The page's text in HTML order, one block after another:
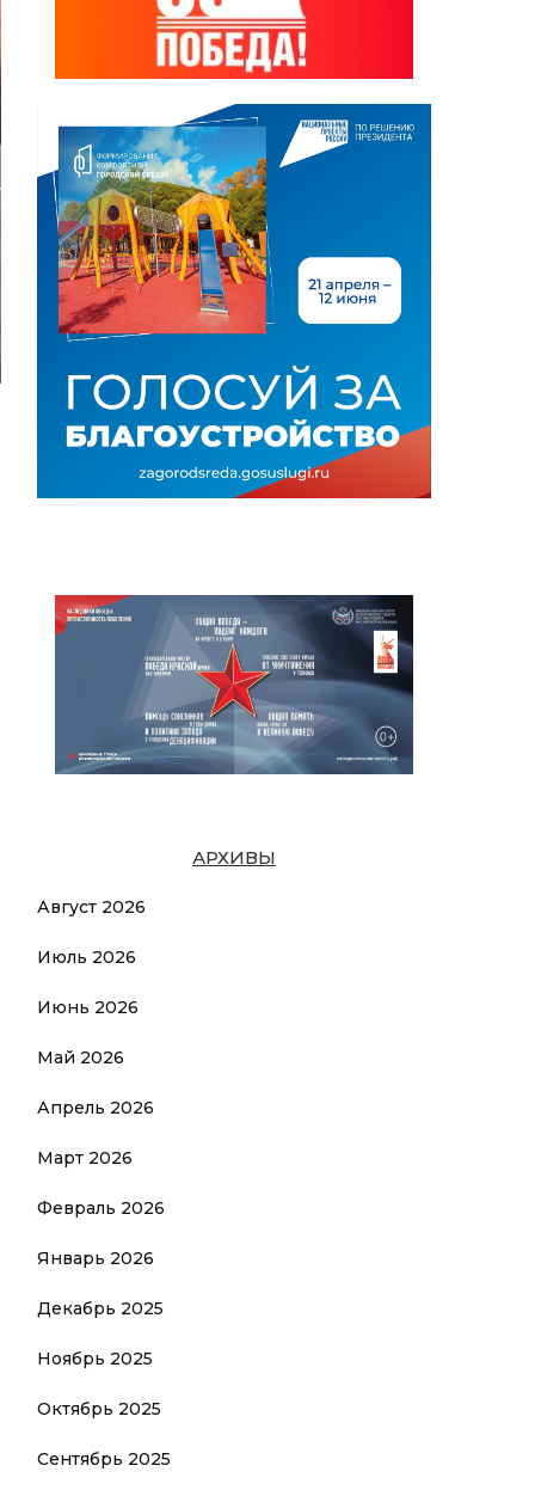
АРХИВЫ
Август 2026
Июль 2026
Июнь 2026
Май 2026
Апрель 2026
Март 2026
Февраль 2026
Январь 2026
Декабрь 2025
Ноябрь 2025
Октябрь 2025
Сентябрь 2025